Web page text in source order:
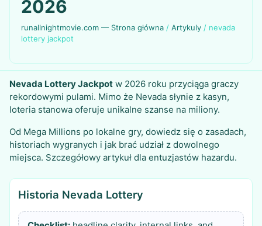
2026
runallnightmovie.com — Strona główna /Artykuly / nevada
lottery jackpot
Nevada Lottery Jackpot w 2026 roku przyciąga graczy
rekordowymi pulami. Mimo że Nevada słynie z kasyn,
loteria stanowa oferuje unikalne szanse na miliony.
Od Mega Millions po lokalne gry, dowiedz się o zasadach,
historiach wygranych i jak brać udział z dowolnego
miejsca. Szczegółowy artykuł dla entuzjastów hazardu.
Historia Nevada Lottery